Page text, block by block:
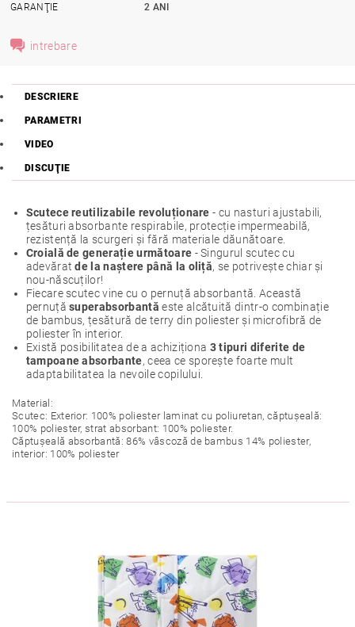
GARANŢIE
2 ANI
intrebare
DESCRIERE
PARAMETRI
VIDEO
DISCUŢIE
Scutece reutilizabile revoluționare - cu nasturi ajustabili,
țesături absorbante respirabile, protecție impermeabilă,
rezistență la scurgeri și fără materiale dăunătoare.
Croială de generație următoare - Singurul scutec cu
adevăratde la naștere până la oliță, se potrivește chiar și
nou-născuților!
Fiecare scutec vine cu o pernuță absorbantă. Această
pernuțăsuperabsorbantă este alcătuită dintr-o combinație
de bambus, țesătură de terry din poliester și microfibră de
poliester în interior.
Există posibilitatea de a achiziționa 3 tipuri diferite de
tampoane absorbante, ceea ce sporește foarte mult
adaptabilitatea la nevoile copilului.
Material:
Scutec: Exterior: 100% poliester laminat cu poliuretan, căptușeală:
100% poliester, strat absorbant: 100% poliester.
Căptușeală absorbantă: 86% vâscoză de bambus 14% poliester,
interior: 100% poliester